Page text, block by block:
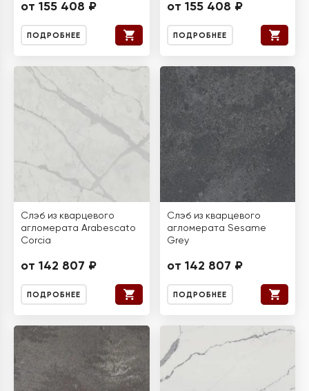
от 155 408 ₽
ПОДРОБНЕЕ
от 155 408 ₽
ПОДРОБНЕЕ
Слэб из кварцевого
агломерата Arabescato
Corcia
от 142 807 ₽
ПОДРОБНЕЕ
Слэб из кварцевого
агломерата Sesame
Grey
от 142 807 ₽
ПОДРОБНЕЕ